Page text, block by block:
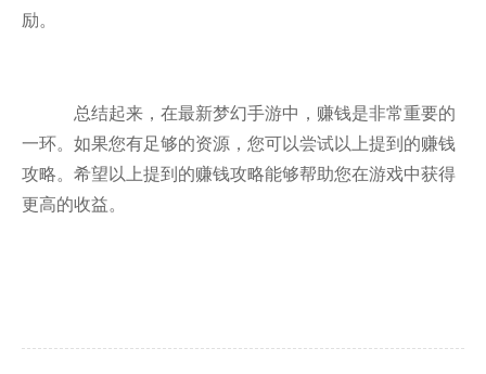
励。
总结起来，在最新梦幻手游中，赚钱是非常重要的
一环。如果您有足够的资源，您可以尝试以上提到的赚钱
攻略。希望以上提到的赚钱攻略能够帮助您在游戏中获得
更高的收益。